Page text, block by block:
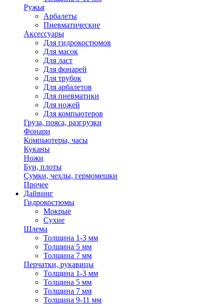
Ружья
Арбалеты
Пневматические
Аксессуары
Для гидрокостюмов
Для масок
Для ласт
Для фонарей
Для трубок
Для арбалетов
Для пневматики
Для ножей
Для компьютеров
Груза, пояса, разгрузки
Фонари
Компьютеры, часы
Куканы
Ножи
Буи, плоты
Сумки, чехлы, гермомешки
Прочее
Дайвинг
Гидрокостюмы
Мокрые
Сухие
Шлема
Толщина 1-3 мм
Толщина 5 мм
Толщина 7 мм
Перчатки, рукавицы
Толщина 1-3 мм
Толщина 5 мм
Толщина 7 мм
Толщина 9-11 мм